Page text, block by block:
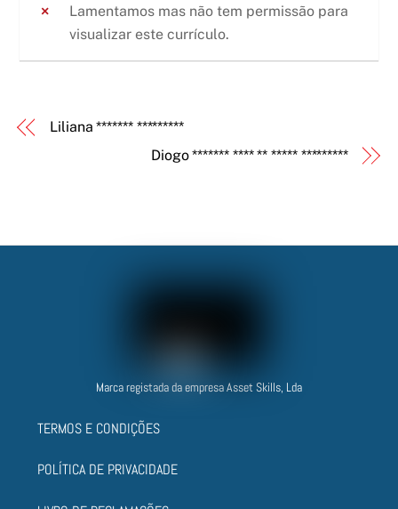
Lamentamos mas não tem permissão para
visualizar este currículo.
Liliana ******* *********
Diogo ******* **** ** ***** *********
Marca registada da empresa Asset Skills, Lda
TERMOS E CONDIÇÕES
POLÍTICA DE PRIVACIDADE